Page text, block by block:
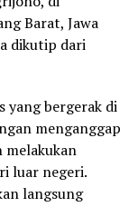
Barat, Jawa
dikutip dari
yang bergerak di
menganggap
melakukan
luar negeri.
langsung